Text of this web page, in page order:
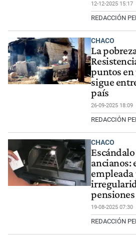
12-12-2025 15:17
REDACCIÓN
CHACO
La
puntos en
sigue
país
26-09-2025 18:09
REDACCIÓN
CHACO
ancianos:
pensiones
19-08-2025 07:30
REDACCIÓN